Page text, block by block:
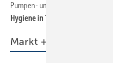
Pumpen- und Regelungstechnik
Hygiene in Trinkwasseranlagen
Markt + Trends